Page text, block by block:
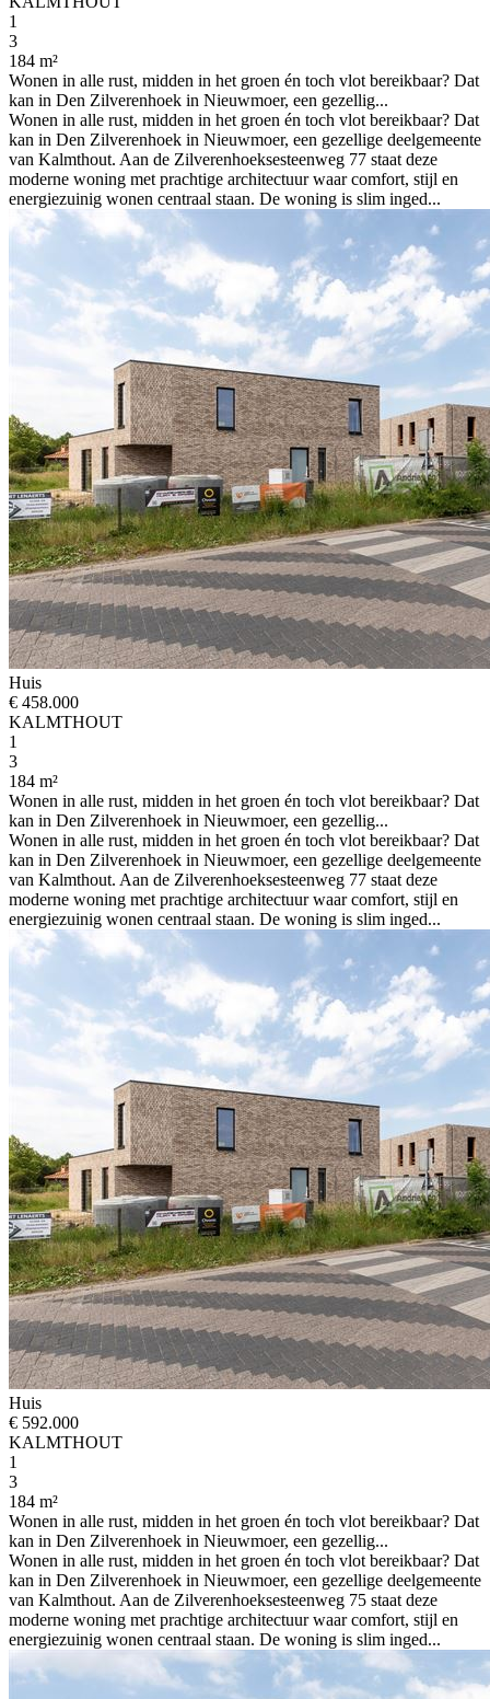
1
3
184 m²
Wonen in alle rust, midden in het groen én toch vlot bereikbaar? Dat
kan in Den Zilverenhoek in Nieuwmoer, een gezellig...
Wonen in alle rust, midden in het groen én toch vlot bereikbaar? Dat
kan in Den Zilverenhoek in Nieuwmoer, een gezellige deelgemeente
van Kalmthout. Aan de Zilverenhoeksesteenweg 77 staat deze
moderne woning met prachtige architectuur waar comfort, stijl en
energiezuinig wonen centraal staan. De woning is slim inged...
Huis
€ 458.000
KALMTHOUT
1
3
184 m²
Wonen in alle rust, midden in het groen én toch vlot bereikbaar? Dat
kan in Den Zilverenhoek in Nieuwmoer, een gezellig...
Wonen in alle rust, midden in het groen én toch vlot bereikbaar? Dat
kan in Den Zilverenhoek in Nieuwmoer, een gezellige deelgemeente
van Kalmthout. Aan de Zilverenhoeksesteenweg 77 staat deze
moderne woning met prachtige architectuur waar comfort, stijl en
energiezuinig wonen centraal staan. De woning is slim inged...
Huis
€ 592.000
KALMTHOUT
1
3
184 m²
Wonen in alle rust, midden in het groen én toch vlot bereikbaar? Dat
kan in Den Zilverenhoek in Nieuwmoer, een gezellig...
Wonen in alle rust, midden in het groen én toch vlot bereikbaar? Dat
kan in Den Zilverenhoek in Nieuwmoer, een gezellige deelgemeente
van Kalmthout. Aan de Zilverenhoeksesteenweg 75 staat deze
moderne woning met prachtige architectuur waar comfort, stijl en
energiezuinig wonen centraal staan. De woning is slim inged...